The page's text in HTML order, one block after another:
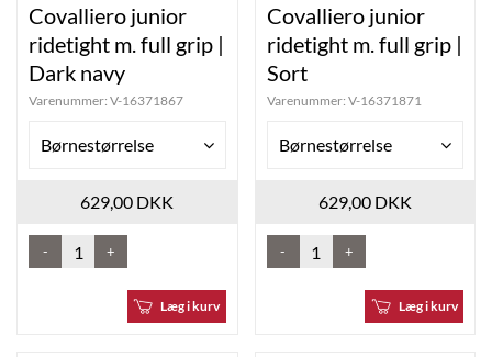
Covalliero junior
ridetight m. full grip |
Dark navy
Varenummer: V-16371867
Børnestørrelse
629,00 DKK
- +
Læg i kurv
Covalliero junior
ridetight m. full grip |
Sort
Varenummer: V-16371871
Børnestørrelse
629,00 DKK
- +
Læg i kurv